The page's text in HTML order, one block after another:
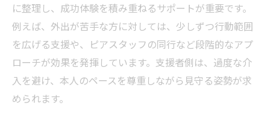
に整理し、成功体験を積み重ねるサポートが重要です。
例えば、外出が苦手な方に対しては、少しずつ行動範囲
を広げる支援や、ピアスタッフの同行など段階的なアプ
ローチが効果を発揮しています。支援者側は、過度な介
入を避け、本人のペースを尊重しながら見守る姿勢が求
められます。